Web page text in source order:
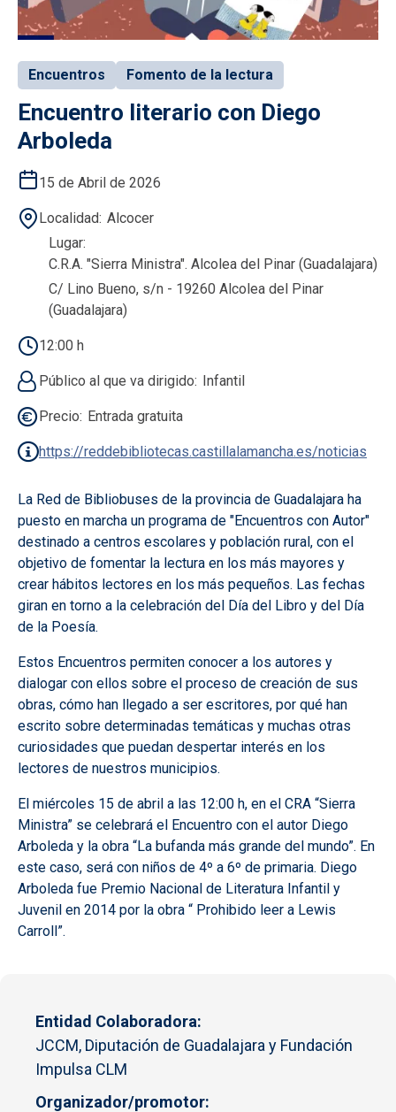
Encuentros Fomento de la lectura
Encuentro literario con Diego
Arboleda
15 de Abril de 2026
Localidad Alcocer
Lugar
C.R.A. "Sierra Ministra". Alcolea del Pinar (Guadalajara)
C/ Lino Bueno, s/n - 19260 Alcolea del Pinar
(Guadalajara)
12:00 h
Público al que va dirigido Infantil
Precio Entrada gratuita
https://reddebibliotecas.castillalamancha.es/noticias
La Red de Bibliobuses de la provincia de Guadalajara ha
puesto en marcha un programa de "Encuentros con Autor"
destinado a centros escolares y población rural, con el
objetivo de fomentar la lectura en los más mayores y
crear hábitos lectores en los más pequeños. Las fechas
giran en torno a la celebración del Día del Libro y del Día
de la Poesía.
Estos Encuentros permiten conocer a los autores y
dialogar con ellos sobre el proceso de creación de sus
obras, cómo han llegado a ser escritores, por qué han
escrito sobre determinadas temáticas y muchas otras
curiosidades que puedan despertar interés en los
lectores de nuestros municipios.
El miércoles 15 de abril a las 12:00 h, en el CRA “Sierra
Ministra” se celebrará el Encuentro con el autor Diego
Arboleda y la obra “La bufanda más grande del mundo”. En
este caso, será con niños de 4º a 6º de primaria. Diego
Arboleda fue Premio Nacional de Literatura Infantil y
Juvenil en 2014 por la obra “ Prohibido leer a Lewis
Carroll”.
Entidad Colaboradora
JCCM, Diputación de Guadalajara y Fundación
Impulsa CLM
Organizador/promotor